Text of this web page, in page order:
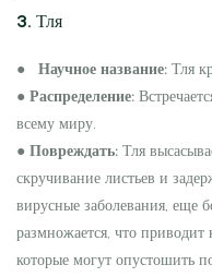
3. Тля
● Научное название: Тля
● Распределение:
всему миру.
● Повреждать: Тля
скручивание листьев и
вирусные заболевания, еще
размножается, что
которые могут опустошить